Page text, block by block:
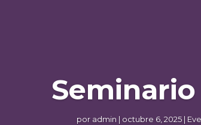
por admin | octubre 6, 2025|